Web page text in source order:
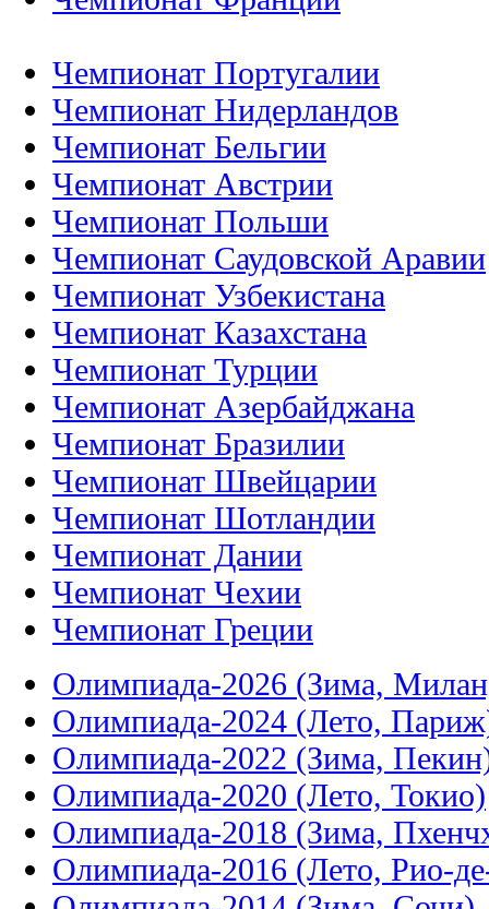
Чемпионат Португалии
Чемпионат Нидерландов
Чемпионат Бельгии
Чемпионат Австрии
Чемпионат Польши
Чемпионат Саудовской Аравии
Чемпионат Узбекистана
Чемпионат Казахстана
Чемпионат Турции
Чемпионат Азербайджана
Чемпионат Бразилии
Чемпионат Швейцарии
Чемпионат Шотландии
Чемпионат Дании
Чемпионат Чехии
Чемпионат Греции
Олимпиада-2026 (Зима,
Олимпиада-2024 (Лето,
Олимпиада-2022 (Зима,
Олимпиада-2020 (Лето, Токио)
Олимпиада-2018 (Зима,
Олимпиада-2016 (Лето, Рио-